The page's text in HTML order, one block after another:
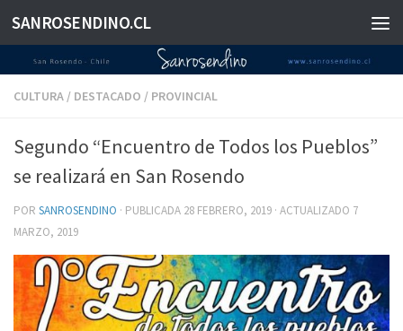
Saltar al contenido
SANROSENDINO.CL
CULTURA / DESTACADO / PROVINCIAL
Segundo “Encuentro de Todos los Pueblos”
se realizará en San Rosendo
POR SANROSENDINO · PUBLICADA 28 FEBRERO, 2019 · ACTUALIZADO 7
MARZO, 2019